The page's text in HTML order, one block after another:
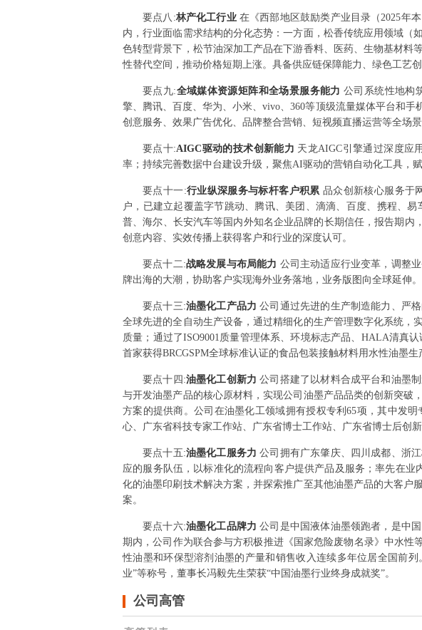
要点 八 :林产化工行业 在《西部地区鼓励类产业目录（2025年
内，行业面临需求结构的分化态势：一方面，松香传统应用领域
色转型背景下，松节油深加工产品在下游香料、医药、生物基材
性替代空间，推动价格短期上涨。具备供应链保障能力、绿色工艺
要点 九:全域媒体资源矩阵和全场景服务能力公司系统性地构
擎、腾讯、百度、华为、小米、vivo、360等顶级流量媒体平台和
创意服务、效果广告优化、品牌整合营销、短视频直播运营等全场景
要点十:AIGC驱动的技术创新能力 天龙AIGC引擎通过深度应
率；持续完善数据中台建设升级，聚焦AI驱动的营销自动化工具，
要点十一:行业纵深服务与标杆客户积累品众创新核心服务于
户，已建立起覆盖字节跳动、腾讯、美团、滴滴、百度、携程、
普、海尔、长安汽车等国内外知名企业品牌的长期信任，报告期内
创意内容、实效传播上获得客户和行业的深度认可。
要点十二:战略发展与布局能力 公司主动适应行业变革，调整
牌出海的大潮，协助客户实现海外业务落地，业务版图向全球延伸。
要点十三:油墨化工产品力公司通过先进的生产制造能力、严
全球先进的全自动生产设备，通过精细化的生产管理数字化系统
质量；通过了ISO9001质量管理体系、环境标志产品、HALA清真
首家获得BRCGSPM全球标准认证的食品包装接触材料用水性油墨生
要点十四 :油墨化工创新力公司搭建了以材料合成平台和油墨
与开发油墨产品的核心原材料，实现公司油墨产品品类的创新突
方案的提供商。公司在油墨化工领域拥有授权专利65项，其中发
心、广东省科技专家工作站、广东省博士工作站、广东省博士后创
要点十五:油墨化工服务力公司拥有广东肇庆、四川成都、浙
应的服务队伍，以标准化的流程向客户提供产品及服务；率先在业
化的油墨印刷技术解决方案，并探索推广至其他油墨产品的大客
案。
要点十六:油墨化工品牌力公司是中国液体油墨领跑者，是中
期内，公司作为联合参与方积极推进《国家危险废物名录》中水
性油墨和环保型溶剂油墨的产量和销售收入连续多年位居全国前
业”等称号，董事长冯毅先生荣获“中国油墨行业终身成就奖”。
公司高管